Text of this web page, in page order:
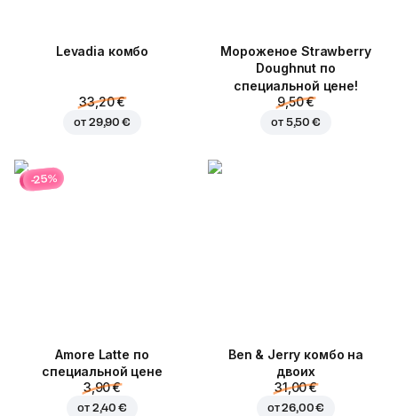
Levadia комбо
33,20 €
от 29,90 €
Мороженое Strawberry
Doughnut по
специальной цене!
9,50 €
от 5,50 €
-25%
Amore Latte по
специальной цене
3,90 €
от 2,40 €
Ben & Jerry комбо на
двоих
31,00 €
от26,00 €